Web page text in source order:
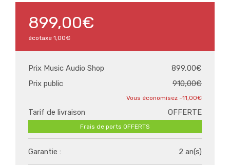
899,00€
écotaxe 1,00€
Prix Music Audio Shop
899,00€
Prix public
910,00€
-11,00€
Tarif de livraison OFFERTE
Frais de ports OFFERTS
Garantie : 2 an(s)